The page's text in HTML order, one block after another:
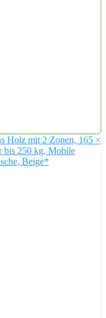
Holz mit 2 Zonen, 165 ×
bis 250 kg, Mobile
Beige*